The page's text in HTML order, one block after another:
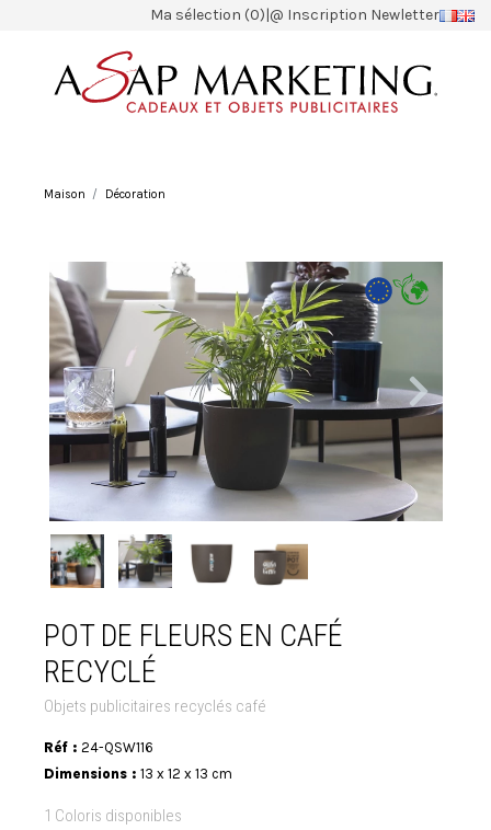
Ma sélection (0)|@ Inscription Newletter
Maison Décoration
POT DE FLEURS EN CAFÉ
RECYCLÉ
Objets publicitaires recyclés café
Réf : 24-QSW116
Dimensions : 13 x 12 x 13 cm
1 Coloris disponibles